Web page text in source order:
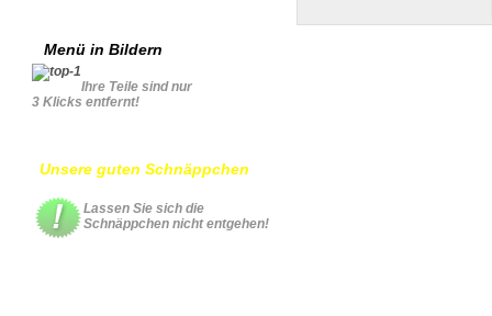
Menü in Bildern
Ihre Teile sind nur
3 Klicks entfernt!
Unsere guten Schnäppchen
Lassen Sie sich die
Schnäppchen nicht entgehen!